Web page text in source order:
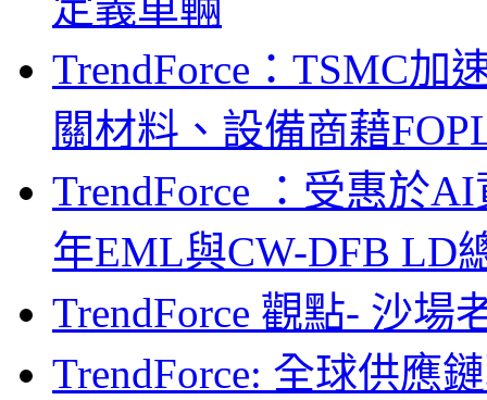
TrendForce：TSMC加
關材料、設備商藉
TrendForce ：受惠於
年EML與CW-DFB LD
TrendForce 觀點- 沙場
TrendForce: 全球供應